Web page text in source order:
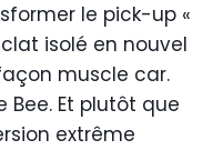
le pick-up «
isolé en nouvel
muscle car.
Bee. Et plutôt que
extrême